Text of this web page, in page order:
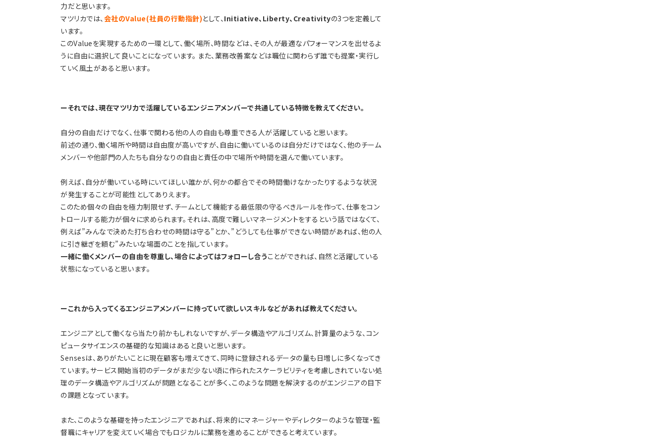
力だと思います。
マツリカでは、 会社のValue(社員の行動指針)として、 Initiative、Liberty、Creativityの3つを定義して
います。
このValueを実現するための一環として、働く場所、時間などは、その人が最適なパフォーマンスを出せるよ
うに自由に選択して良いことになっています。 また、業務改善案などは職位に関わらず誰でも提案・実行し
ていく風土があると思います。
ーそれでは、現在マツリカで活躍しているエンジニアメンバーで共通している特徴を教えてください。
自分の自由だけでなく、仕事で関わる他の人の自由も尊重できる人が活躍していると思います。
前述の通り、働く場所や時間は自由度が高いですが、自由に働いているのは自分だけではなく、他のチーム
メンバーや他部門の人たちも自分なりの自由と責任の中で場所や時間を選んで働いています。
例えば、自分が働いている時にいてほしい誰かが、何かの都合でその時間働けなかったりするような状況
が発生することが可能性としてありえます。
このため個々の自由を極力制限せず、チームとして機能する最低限の守るべきルールを作って、仕事をコン
トロールする能力が個々に求められます。それは、高度で難しいマネージメントをするという話ではなくて、
例えば”みんなで決めた打ち合わせの時間は守る”とか、”どうしても仕事ができない時間があれば、他の人
に引き継ぎを頼む”みたいな場面のことを指しています。
一緒に働くメンバーの自由を尊重し、場合によってはフォローし合うことができれば、自然と活躍している
状態になっていると思います。
ーこれから入ってくるエンジニアメンバーに持っていて欲しいスキルなどがあれば教えてください。
エンジニアとして働くなら当たり前かもしれないですが、データ構造やアルゴリズム、計算量のような、コン
ピュータサイエンスの基礎的な知識はあると良いと思います。
Sensesは、ありがたいことに現在顧客も増えてきて、同時に登録されるデータの量も日増しに多くなってき
ています。サービス開始当初のデータがまだ少ない頃に作られたスケーラビリティを考慮しきれていない処
理のデータ構造やアルゴリズムが問題となることが多く、このような問題を解決するのがエンジニアの目下
の課題となっています。
また、このような基礎を持ったエンジニアであれば、将来的にマネージャーやディレクターのような管理・監
督職にキャリアを変えていく場合でもロジカルに業務を進めることができると考えています。